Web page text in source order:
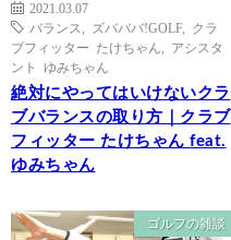
2021.03.07
バランス
ズバババ!GOLF, クラ
ブフィッター たけちゃん
アシスタ
ント ゆみちゃん
絶対にやってはいけないクラ
ブバランスの取り方｜クラブ
フィッター たけちゃん feat.
ゆみちゃん
ゴルフの雑談